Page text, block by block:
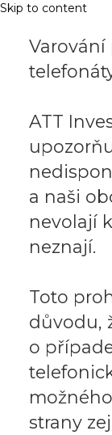
Skip to content
ATT
a naši
nevolají
neznají.
Toto
důvodu,
o
strany